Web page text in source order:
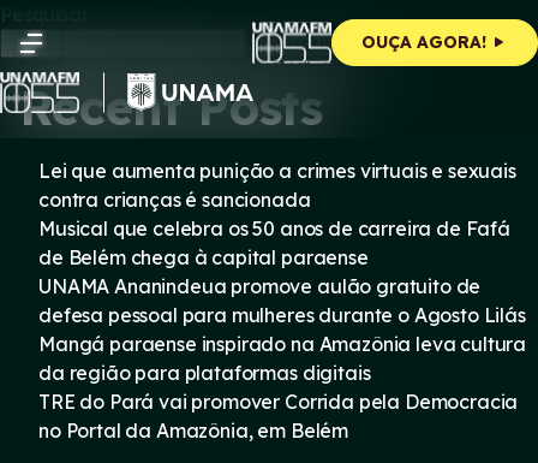
content
OUÇA AGORA!
Pesquisar
Pesquisar
Recent Posts
Lei que aumenta punição a crimes virtuais e sexuais
contra crianças é sancionada
Musical que celebra os 50 anos de carreira de Fafá
de Belém chega à capital paraense
UNAMA Ananindeua promove aulão gratuito de
defesa pessoal para mulheres durante o Agosto Lilás
Mangá paraense inspirado na Amazônia leva cultura
da região para plataformas digitais
TRE do Pará vai promover Corrida pela Democracia
no Portal da Amazônia, em Belém